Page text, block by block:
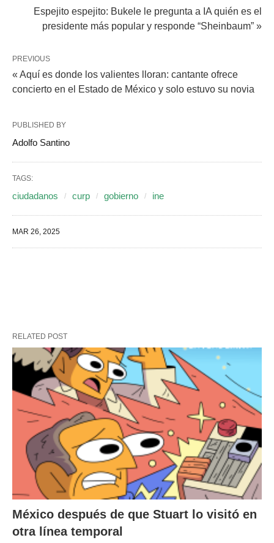
Espejito espejito: Bukele le pregunta a IA quién es el
presidente más popular y responde “Sheinbaum” »
PREVIOUS
« Aquí es donde los valientes lloran: cantante ofrece
concierto en el Estado de México y solo estuvo su novia
PUBLISHED BY
Adolfo Santino
TAGS:
ciudadanos curp gobierno ine
MAR 26, 2025
RELATED POST
México después de que Stuart lo visitó en
otra línea temporal